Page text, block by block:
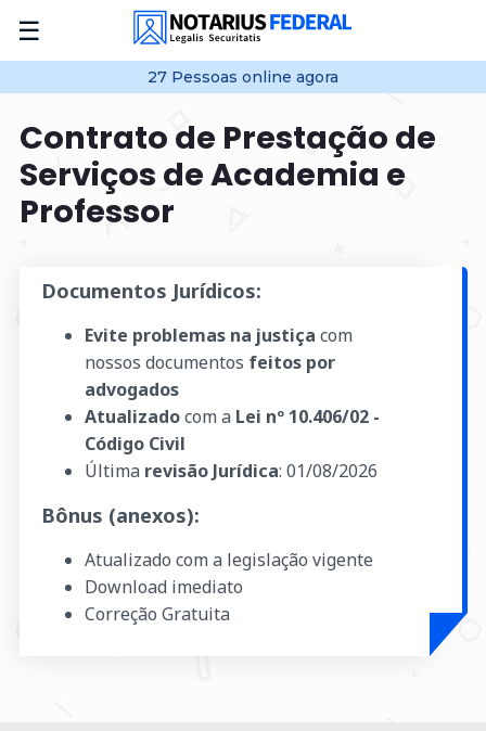
☰
27 Pessoas online agora
Contrato de Prestação de
Serviços de Academia e
Professor
Documentos Jurídicos:
Evite problemas na justiça com
nossos documentos feitos por
advogados
Atualizadocom a Lei nº 10.406/02 -
Código Civil
Última revisão Jurídica: 01/08/2026
Bônus (anexos):
Atualizado com a legislação vigente
Download imediato
Correção Gratuita